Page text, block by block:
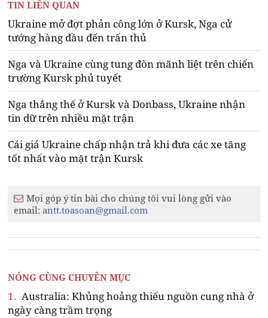
TIN LIÊN QUAN
Ukraine mở đợt phản công lớn ở Kursk, Nga cử
tướng hàng đầu đến trấn thủ
Nga và Ukraine cùng tung đòn mãnh liệt trên chiến
trường Kursk phủ tuyết
Nga thắng thế ở Kursk và Donbass, Ukraine nhận
tin dữ trên nhiều mặt trận
Cái giá Ukraine chấp nhận trả khi đưa các xe tăng
tốt nhất vào mặt trận Kursk
Mọi góp ý tin bài cho chúng tôi vui lòng gửi vào
email:antt.toasoan@gmail.com
NÓNG CÙNG CHUYÊN MỤC
1. Australia: Khủng hoảng thiếu nguồn cung nhà ở
ngày càng trầm trọng